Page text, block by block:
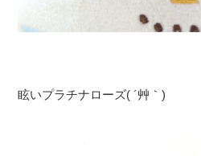
眩いプラチナローズ( ´艸｀)